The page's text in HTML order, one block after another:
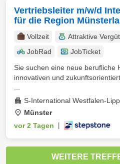
Vertriebsleiter m/w/d
für die Region
Vollzeit Attraktive
JobRad
JobTicket
Sie suchen eine neue berufliche
innovativen und
S-International Westfalen-
Münster
vor 2 Tagen
WEITERE